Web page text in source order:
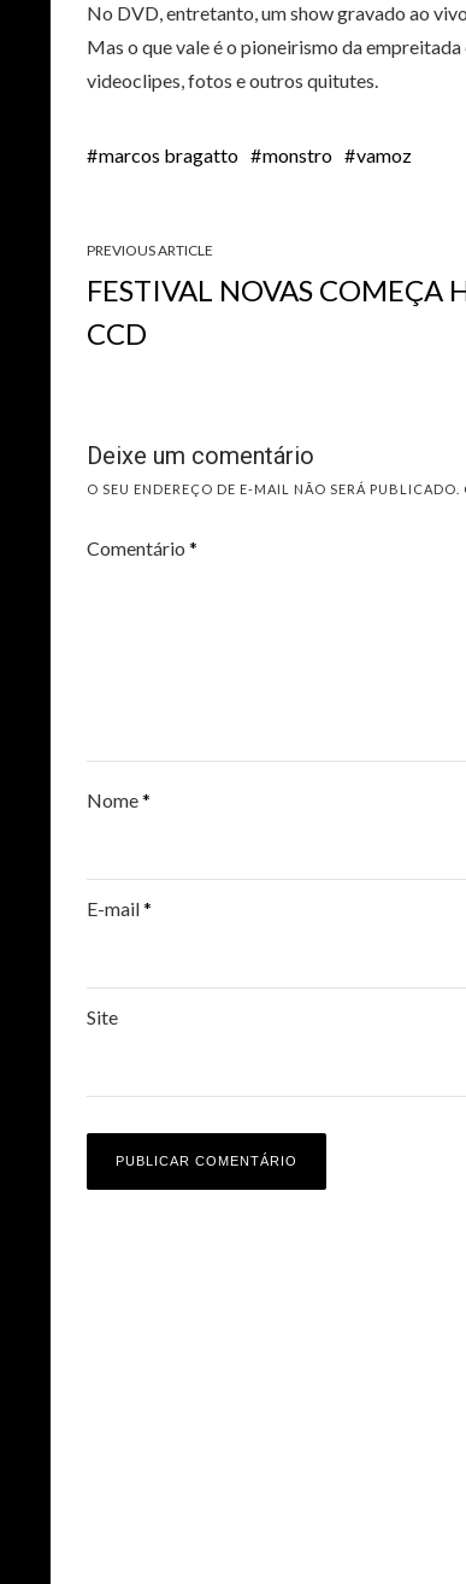
No DVD, entretanto, um show gravado ao
Mas o que vale é o pioneirismo da
videoclipes, fotos e outros quitutes.
marcos bragatto monstro vamoz
PREVIOUS ARTICLE
FESTIVAL NOVAS COMEÇA
CCD
Deixe um comentário
O SEU ENDEREÇO DE E-MAIL NÃO SERÁ PUBLICADO.
Comentário *
Nome*
E-mail*
Site